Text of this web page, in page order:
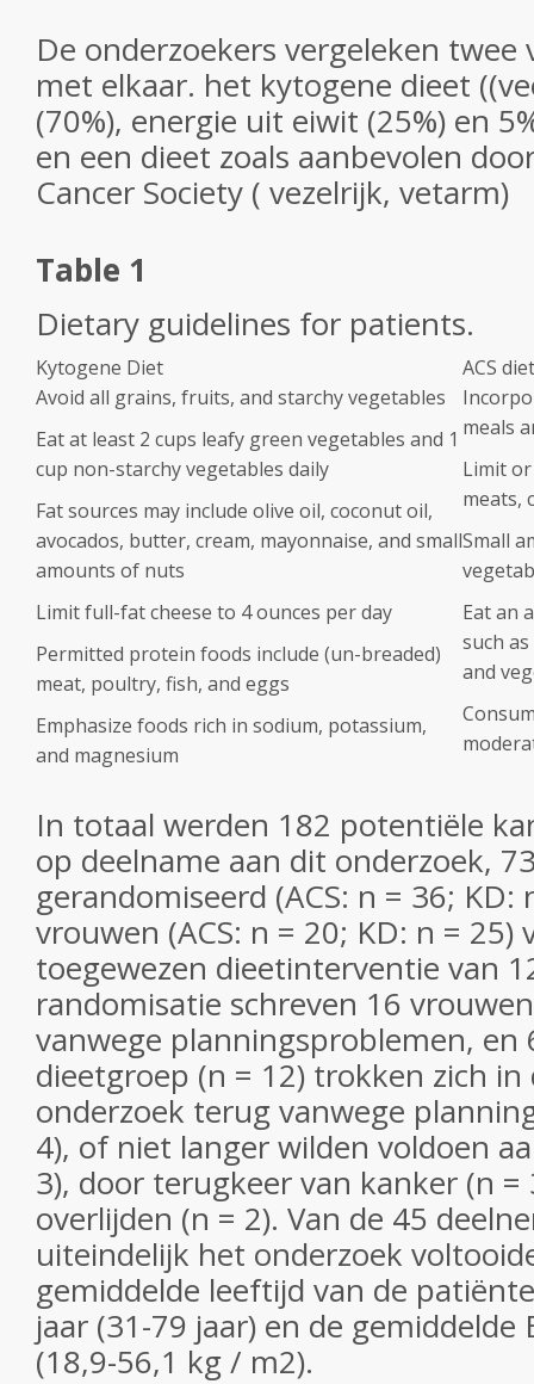
De onderzoekers vergeleken
met elkaar. het kytogene dieet
(70%), energie uit eiwit (25%) en
en een dieet zoals aanbevolen
Cancer Society ( vezelrijk, vetarm)
Table 1
Dietary guidelines for patients.
Kytogene Diet
ACS diet
Avoid all grains, fruits, and starchy vegetables
Eat at least 2 cups leafy green vegetables and 1
cup non-starchy vegetables daily
Fat sources may include olive oil, coconut oil,
avocados, butter, cream, mayonnaise, and small
amounts of nuts
Limit full-fat cheese to 4 ounces per day
Permitted protein foods include (un-breaded)
meat, poultry, fish, and eggs
Emphasize foods rich in sodium, potassium,
and magnesium
meals
Limit
meats,
Small
Eat an
such
and
In totaal werden 182 potentiële
op deelname aan dit onderzoek,
gerandomiseerd (ACS: n = 36; KD:
vrouwen (ACS: n = 20; KD: n =
toegewezen dieetinterventie van
randomisatie schreven 16
vanwege planningsproblemen, en
dieetgroep (n = 12) trokken zich
onderzoek terug vanwege
4), of niet langer wilden voldoen
3), door terugkeer van kanker (n =
overlijden (n = 2). Van de 45
uiteindelijk het onderzoek
gemiddelde leeftijd van de
jaar (31-79 jaar) en de
(18,9-56,1 kg / m2).